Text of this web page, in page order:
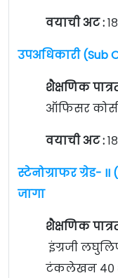
वयाची अट :
उपअधिकारी (Sub
शैक्षणिक
ऑफिसर
वयाची अट :
स्टेनोग्राफर ग्रेड-
जागा
शैक्षणिक
इंग्रजी
टंकलेखन ४०